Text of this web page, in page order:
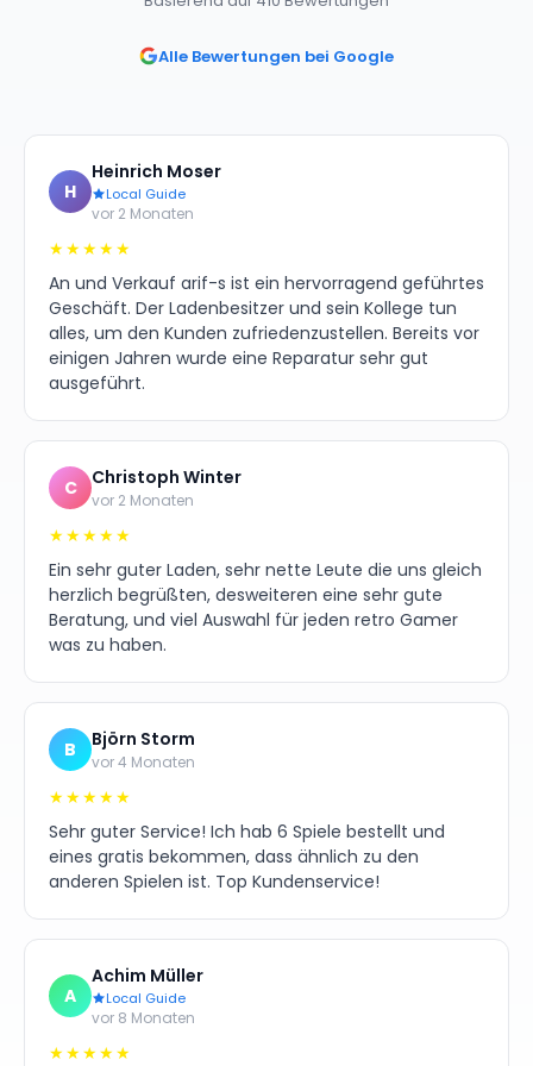
Alle Bewertungen bei Google
H
Heinrich Moser
Local Guide
vor 2 Monaten
★★★★★
An und Verkauf arif-s ist ein hervorragend geführtes
Geschäft. Der Ladenbesitzer und sein Kollege tun
alles, um den Kunden zufriedenzustellen. Bereits vor
einigen Jahren wurde eine Reparatur sehr gut
ausgeführt.
C Christoph Winter
vor 2 Monaten
★★★★★
Ein sehr guter Laden, sehr nette Leute die uns gleich
herzlich begrüßten, desweiteren eine sehr gute
Beratung, und viel Auswahl für jeden retro Gamer
was zu haben.
B Björn Storm
vor 4 Monaten
★★★★★
Sehr guter Service! Ich hab 6 Spiele bestellt und
eines gratis bekommen, dass ähnlich zu den
anderen Spielen ist. Top Kundenservice!
A
Achim Müller
Local Guide
vor 8 Monaten
★★★★★